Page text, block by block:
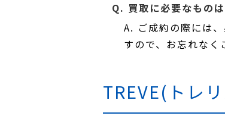
Q. 買取に必要なもの
A. ご成約の際には
すので、お忘れなく
TREVE(トレ